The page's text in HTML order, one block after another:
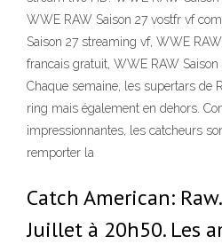
WWE RAW Saison 27 vostfr vf
Saison 27 streaming vf, WWE
francais gratuit, WWE RAW
Chaque semaine, les supertars de
ring mais également en dehors.
impressionnantes, les catcheurs
remporter la
Catch American:
Juillet à 20h50. Les